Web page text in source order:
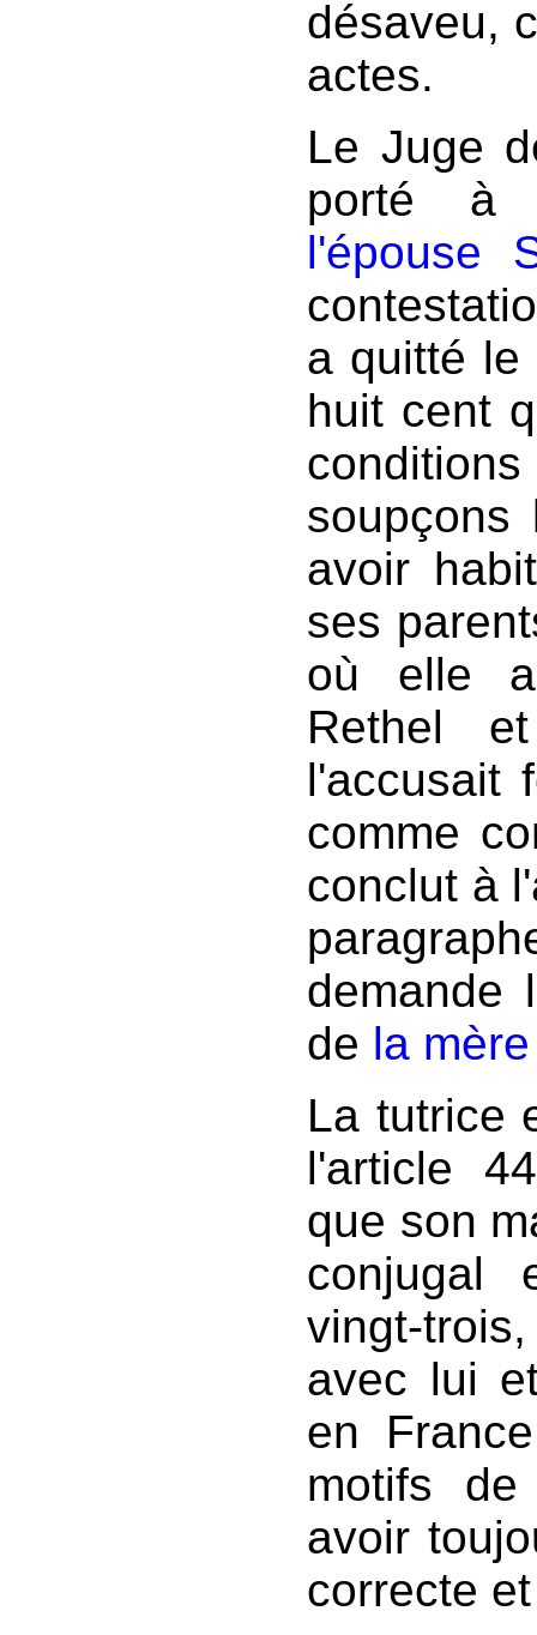
désaveu,
actes.
Le Juge
porté à
l'épouse
a quitté le
huit cent
soupçons
avoir
ses
où elle a
Rethel
l'accusait
comme
conclut à
demande
de la
La tutrice
l'article
que son
conjugal
vingt-
avec lui
en
motifs
avoir
correcte